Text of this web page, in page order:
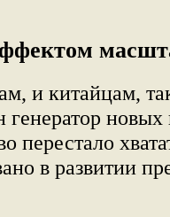
и китайцам,
перестало
в развитии